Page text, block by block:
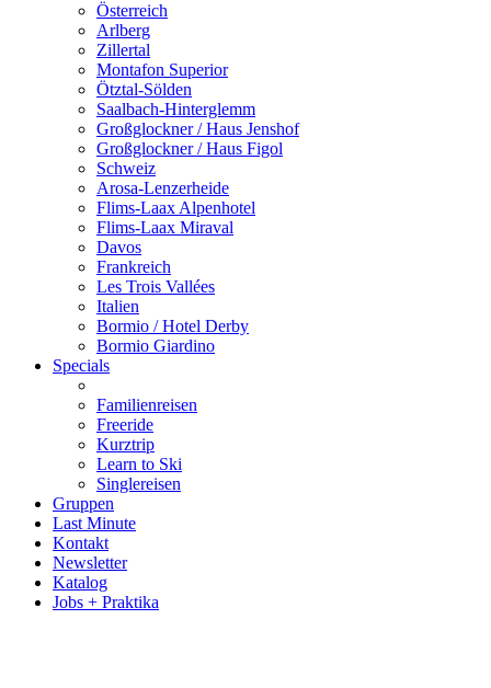
Österreich
Arlberg
Zillertal
Montafon Superior
Ötztal-Sölden
Saalbach-Hinterglemm
Großglockner / Haus Jenshof
Großglockner / Haus Figol
Schweiz
Arosa-Lenzerheide
Flims-Laax Alpenhotel
Flims-Laax Miraval
Davos
Frankreich
Les Trois Vallées
Italien
Bormio / Hotel Derby
Bormio Giardino
Specials
Familienreisen
Freeride
Kurztrip
Learn to Ski
Singlereisen
Gruppen
Last Minute
Kontakt
Newsletter
Katalog
Jobs + Praktika